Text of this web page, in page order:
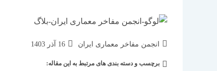
نویسندهٔ
انجمن مفاخر معماری ایران
نوشته
شده
16 آذر 1403
دسته‌برچسب و دسته بندی های مرتبط به این مقاله: